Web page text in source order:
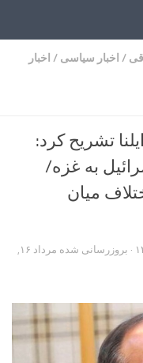
/ اخبار سیاسی / اخبار
تشریح کرد:
به غزه/
میان
· بروزرسانی شده
مرداد ۱۶,